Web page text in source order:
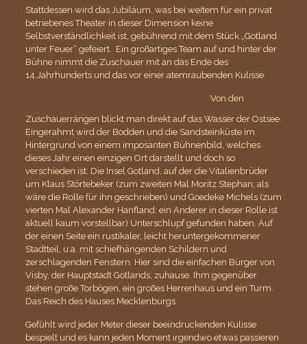
Stattdessen wird das Jubiläum, was bei weitem für ein privat
betriebenes Theater in dieser Dimension keine
Selbstverständlichkeit ist, gebührend mit dem Stück „Gotland
unter Feuer“ gefeiert. Ein großartiges Team auf und hinter der
Bühne nimmt die Zuschauer mit an das Ende des
14.Jahrhunderts und das vor einer atemraubenden Kulisse.
Von den
Zuschauerrängen blickt man direkt auf das Wasser der Ostsee.
Eingerahmt wird der Bodden und die Sandsteinküste im
Hintergrund von einem imposanten Bühnenbild, welches
dieses Jahr einen einzigen Ort darstellt und doch so
verschieden ist: Die Insel Gotland, auf der die Vitalienbrüder
um Klaus Störtebeker (zum zweiten Mal Moritz Stephan; als
wäre die Rolle für ihn geschrieben) und Goedeke Michels (zum
vierten Mal Alexander Hanfland; ein Anderer in dieser Rolle ist
aktuell kaum vorstellbar) Unterschlupf gefunden haben. Auf
der einen Seite ein rustikaler, leicht heruntergekommener
Stadtteil, u.a. mit schiefhängenden Schildern und
zerschlagenden Fenstern. Hier sind die einfachen Bürger von
Visby, der Hauptstadt Gotlands, zuhause. Ihm gegenüber
stehen große Torbögen, ein großes Herrenhaus und ein Turm.
Das Reich des Hauses Mecklenburgs.
Gefühlt wird jeder Meter dieser beeindruckenden Kulisse
bespielt und es kann jeden Moment irgendwo etwas passieren